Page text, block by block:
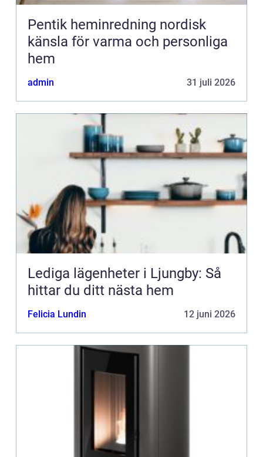
Pentik heminredning nordisk
känsla för varma och personliga
hem
admin 31 juli 2026
Lediga lägenheter i Ljungby: Så
hittar du ditt nästa hem
Felicia Lundin 12 juni 2026